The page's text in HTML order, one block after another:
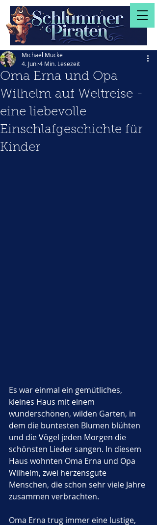
Oma Erna und Opa
Wilhelm auf Weltreise -
eine liebevolle
Einschlafgeschichte für
Kinder
Michael Mücke
4. Juni 4 Min. Lesezeit
Es war einmal ein gemütliches,
kleines Haus mit einem
wunderschönen, wilden Garten, in
dem die buntesten Blumen blühten
und die Vögel jeden Morgen die
schönsten Lieder sangen. In diesem
Haus wohnten Oma Erna und Opa
Wilhelm, zwei herzensgute
Menschen, die schon sehr viele Jahre
zusammen verbrachten.
Oma Erna trug immer eine lustige,